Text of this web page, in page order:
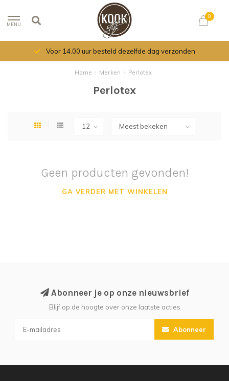
MENU
0
Voor 14.00 uur besteld dezelfde dag verzonden
Home / Merken / Perlotex
Perlotex
Geen producten gevonden!
GA VERDER MET WINKELEN
Abonneer je op onze nieuwsbrief
Blijf op de hoogte over onze laatste acties
Abonneer